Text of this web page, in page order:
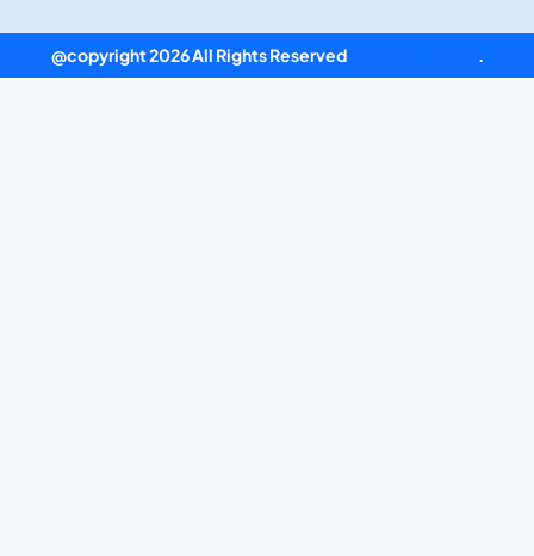
@copyright 2026 All Rights Reserved .